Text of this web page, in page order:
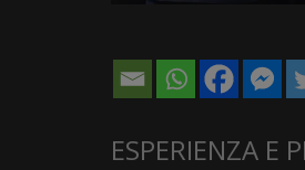
ESPERIENZA E